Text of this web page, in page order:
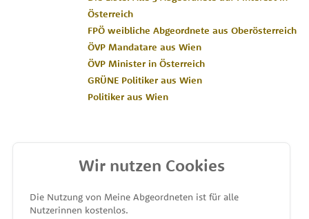
Österreich
FPÖ weibliche Abgeordnete aus Oberösterreich
ÖVP Mandatare aus Wien
ÖVP Minister in Österreich
GRÜNE Politiker aus Wien
Politiker aus Wien
MEINE ABGEORDNETEN
unterstützt von
Wir nutzen Cookies
Die Nutzung von Meine Abgeordneten ist für alle
Nutzerinnen kostenlos.